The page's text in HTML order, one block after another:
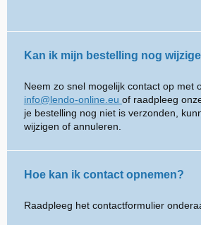
Kan ik mijn bestelling nog
Neem zo snel mogelijk contact op met
info@lendo-online.eu of raadpleeg
je bestelling nog niet is verzonden,
wijzigen of annuleren.
Hoe kan ik contact opnemen?
Raadpleeg het contactformulier